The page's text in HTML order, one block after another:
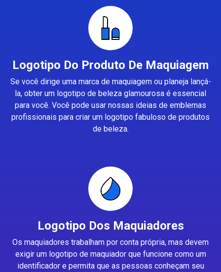
Logotipo Do Produto De Maquiagem
Se você dirige uma marca de maquiagem ou planeja lançá-
la, obter um logotipo de beleza glamourosa é essencial
para você. Você pode usar nossas ideias de emblemas
profissionais para criar um logotipo fabuloso de produtos
de beleza.
Logotipo Dos Maquiadores
Os maquiadores trabalham por conta própria, mas devem
exigir um logotipo de maquiador que funcione como um
identificador e permita que as pessoas conheçam seu